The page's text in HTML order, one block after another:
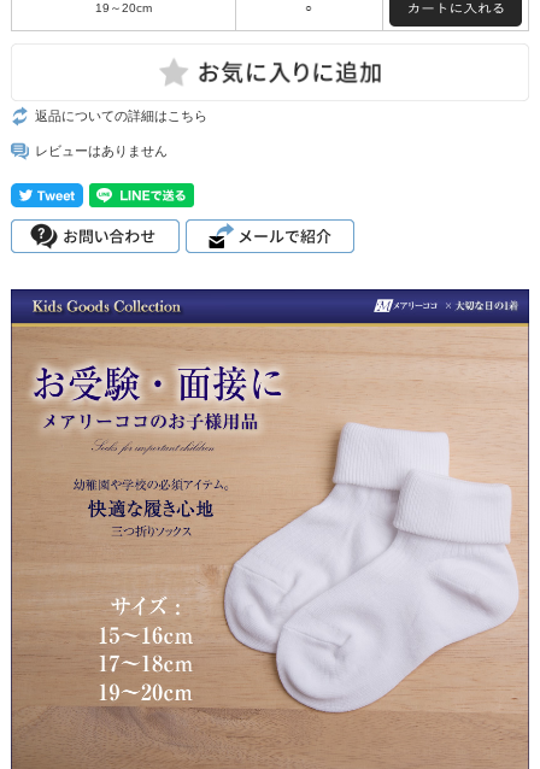
19～20cm ○
返品についての詳細はこちら
レビューはありません